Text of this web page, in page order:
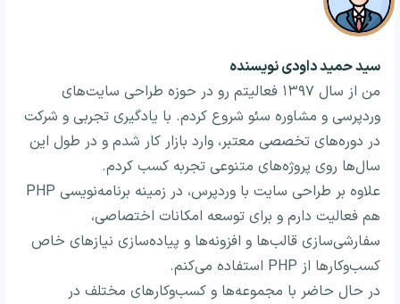
سید حمید داودینویسنده
من از سال ۱۳۹۷ فعالیتم رو در حوزه طراحی سایت‌های
وردپرسی و مشاوره سئو شروع کردم. با یادگیری تجربی و شرکت
در دوره‌های تخصصی معتبر، وارد بازار کار شدم و در طول این
سال‌ها روی پروژه‌های متنوعی تجربه کسب کردم.
علاوه بر طراحی سایت با وردپرس، در زمینه برنامه‌نویسی PHP
هم فعالیت دارم و برای توسعه امکانات اختصاصی،
سفارشی‌سازی قالب‌ها و افزونه‌ها و پیاده‌سازی نیازهای خاص
کسب‌وکارها از PHP استفاده می‌کنم.
در حال حاضر با مجموعه‌ها و کسب‌وکارهای مختلف در